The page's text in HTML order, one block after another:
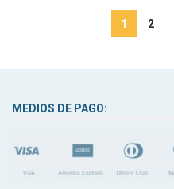
1 2
MEDIOS DE PAGO: